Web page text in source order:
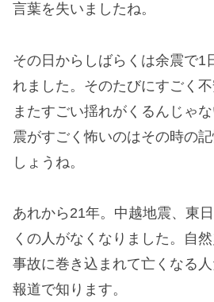
言葉を失いましたね。
その日からしばらくは余震で1
れました。そのたびにすごく不
またすごい揺れがくるんじゃ
震がすごく怖いのはその時の
しょうね。
あれから21年。中越地震、東
くの人がなくなりました。自
事故に巻き込まれて亡くなる
報道で知ります。